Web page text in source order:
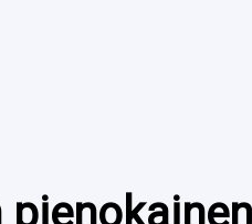
pienokainen